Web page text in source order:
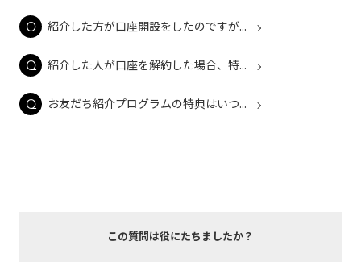
紹介した方が口座開設をしたのですが...
紹介した人が口座を解約した場合、特...
お友だち紹介プログラムの特典はいつ...
この質問は役にたちましたか？